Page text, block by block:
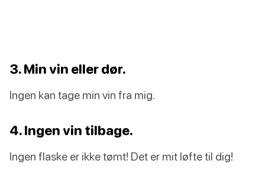
3. Min vin eller dør.
Ingen kan tage min vin fra mig.
4. Ingen vin tilbage.
Ingen flaske er ikke tømt! Det er mit løfte til dig!